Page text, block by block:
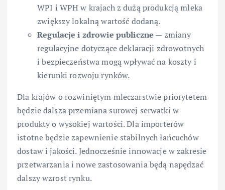
WPI i WPH w krajach z dużą produkcją mleka
zwiększy lokalną wartość dodaną.
Regulacje i zdrowie publiczne — zmiany
regulacyjne dotyczące deklaracji zdrowotnych
i bezpieczeństwa mogą wpływać na koszty i
kierunki rozwoju rynków.
Dla krajów o rozwiniętym mleczarstwie priorytetem
będzie dalsza przemiana surowej serwatki w
produkty o wysokiej wartości. Dla importerów
istotne będzie zapewnienie stabilnych łańcuchów
dostaw i jakości. Jednocześnie innowacje w zakresie
przetwarzania i nowe zastosowania będą napędzać
dalszy wzrost rynku.